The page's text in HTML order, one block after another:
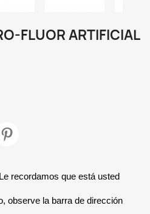
FLUOR ARTIFICIAL
recordamos que está usted
observe la barra de dirección